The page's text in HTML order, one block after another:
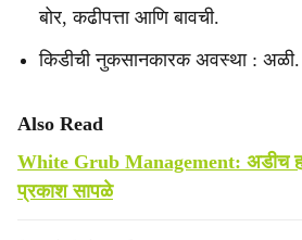
बोर, कढीपत्ता आणि बावची.
किडीची नुकसानकारक अवस्था : अळी.
Also Read
White Grub Management: अडीच
प्रकाश सापळे